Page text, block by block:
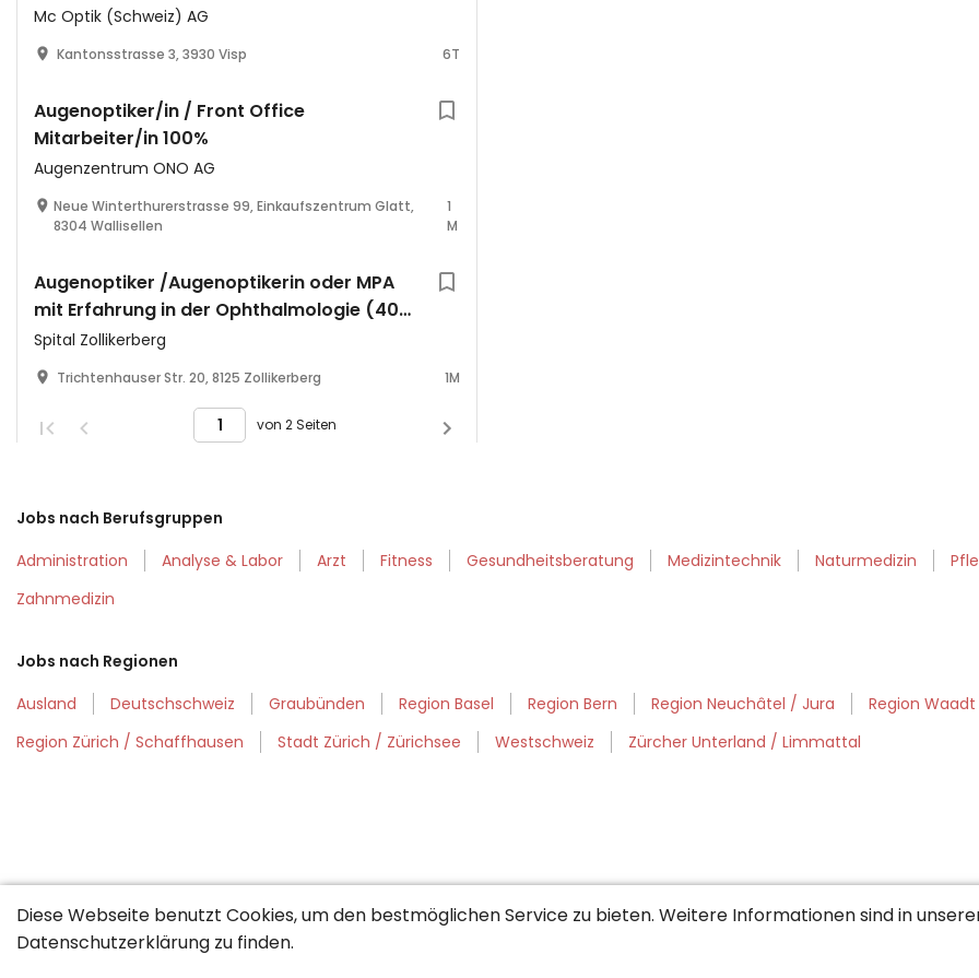
Mc Optik (Schweiz) AG
Kantonsstrasse 3, 3930 Visp 6T
Augenoptiker/in / Front Office
Mitarbeiter/in 100%
Augenzentrum ONO AG
Neue Winterthurerstrasse 99, Einkaufszentrum Glatt,
8304 Wallisellen
1
M
Augenoptiker /Augenoptikerin oder MPA
mit Erfahrung in der Ophthalmologie (40-
80 %)
Spital Zollikerberg
Trichtenhauser Str. 20, 8125 Zollikerberg 1M
von 2 Seiten
Jobs nach Berufsgruppen
Administration
Analyse & Labor Arzt Fitness Gesundheitsberatung Medizintechnik Naturmedizin
Zahnmedizin
Jobs nach Regionen
Ausland
Deutschschweiz Graubünden Region Basel Region Bern Region Neuchâtel / Jura
Region
Region Zürich / Schaffhausen
Stadt Zürich / Zürichsee Westschweiz Zürcher Unterland / Limmattal
Diese Webseite benutzt Cookies, um den bestmöglichen Service zu bieten. Weitere Informationen sind in
Datenschutzerklärung zu finden.